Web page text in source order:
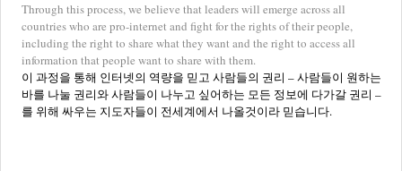
Through this process, we believe that leaders will emerge across all
countries who are pro-internet and fight for the rights of their people,
including the right to share what they want and the right to access all
information that people want to share with them.
이 과정을 통해 인터넷의 역량을 믿고 사람들의 권리 – 사람들이 원하는
바를 나눌 권리와 사람들이 나누고 싶어하는 모든 정보에 다가갈 권리 –
를 위해 싸우는 지도자들이 전세계에서 나올것이라 믿습니다.